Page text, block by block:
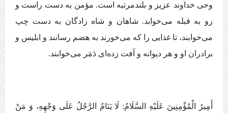
وحی خداوند عزیز و بلندمرتبه است. مؤمن به دست راست و
رو به قبله می‌خوابد. شاهان و شاه زادگان به دست چپ
می‌خوابند، تا غذايی را كه می‌خورند به هضم رسانند و ابليس و
برادران او و هر ديوانه و آفت زده‌ای دَمَر می‌خوابند.
أَمِيرُ الْمُؤْمِنِينَ عَلَيْهِ السَّلَامُ: لَا يَنَامُ الرَّجُلُ عَلَی وَجْهِهِ، وَ مَنْ‏